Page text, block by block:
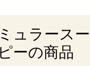
ュラース
ピーの商品